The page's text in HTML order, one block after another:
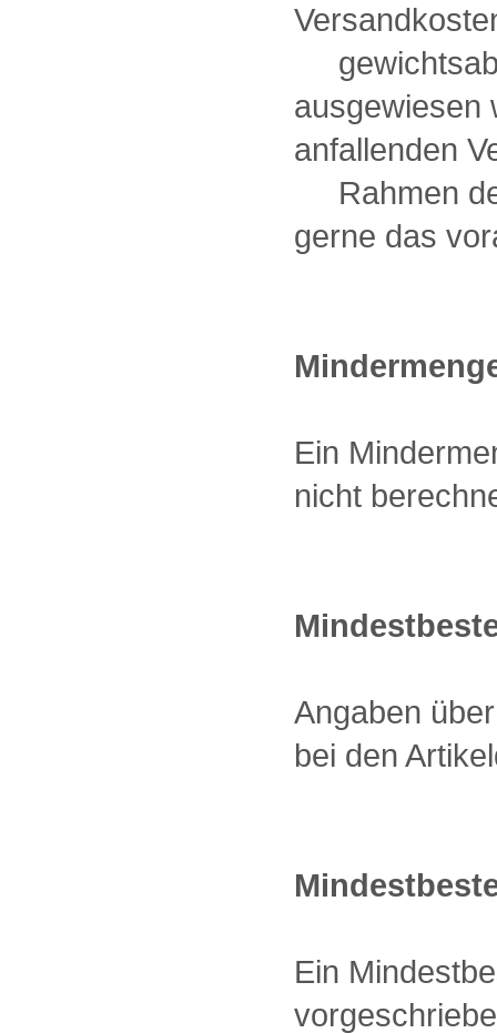
ausgewiesen
anfallenden
Rahmen
gerne das
Ein
nicht
Angaben
bei den
Ein